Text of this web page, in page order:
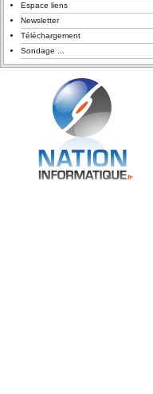
Espace liens
Newsletter
Téléchargement
Sondage ...